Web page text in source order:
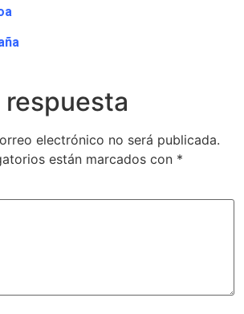
respuesta
electrónico no será publicada.
están marcados con *